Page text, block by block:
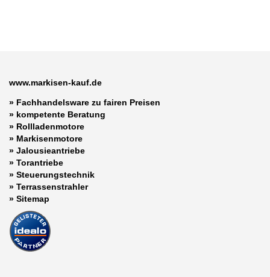
www.markisen-kauf.de
» Fachhandelsware zu fairen Preisen
» kompetente Beratung
» Rollladenmotore
» Markisenmotore
» Jalousieantriebe
» Torantriebe
» Steuerungstechnik
» Terrassenstrahler
» Sitemap